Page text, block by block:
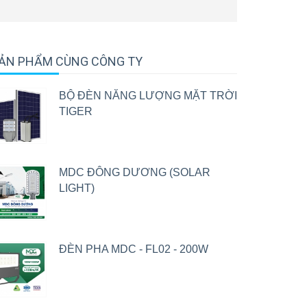
PHẨM CÙNG CÔNG TY
BỘ ĐÈN NĂNG LƯỢNG MẶT TRỜI
TIGER
MDC ĐÔNG DƯƠNG (SOLAR
LIGHT)
ĐÈN PHA MDC - FL02 - 200W